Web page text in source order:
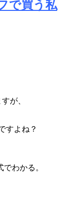
で買う私
が、
すよね？
わかる。